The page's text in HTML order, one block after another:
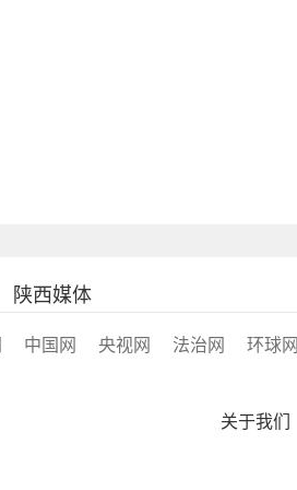
陕西媒体
中国网 央视网 法治网 环球网
关于我们